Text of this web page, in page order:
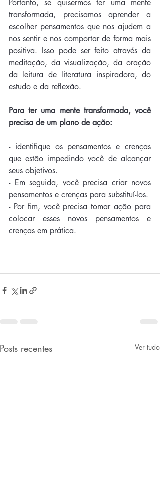
Portanto, se quisermos ter uma mente
transformada, precisamos aprender a
escolher pensamentos que nos ajudem a
nos sentir e nos comportar de forma mais
positiva. Isso pode ser feito através da
meditação, da visualização, da oração
da leitura de literatura inspiradora, do
estudo e da reflexão.
Para ter uma mente transformada, você
precisa de um plano de ação:
- identifique os pensamentos e crenças
que estão impedindo você de alcançar
seus objetivos.
- Em seguida, você precisa criar novos
pensamentos e crenças para substituí-los.
- Por fim, você precisa tomar ação para
colocar esses novos pensamentos e
crenças em prática.
Posts recentes Ver tudo